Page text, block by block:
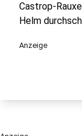
Castrop-
Helm
Anzeige